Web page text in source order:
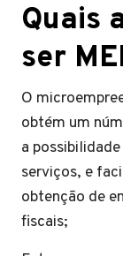
Quais
ser
O
obtém um
a
serviços, e
obtenção de
fiscais;